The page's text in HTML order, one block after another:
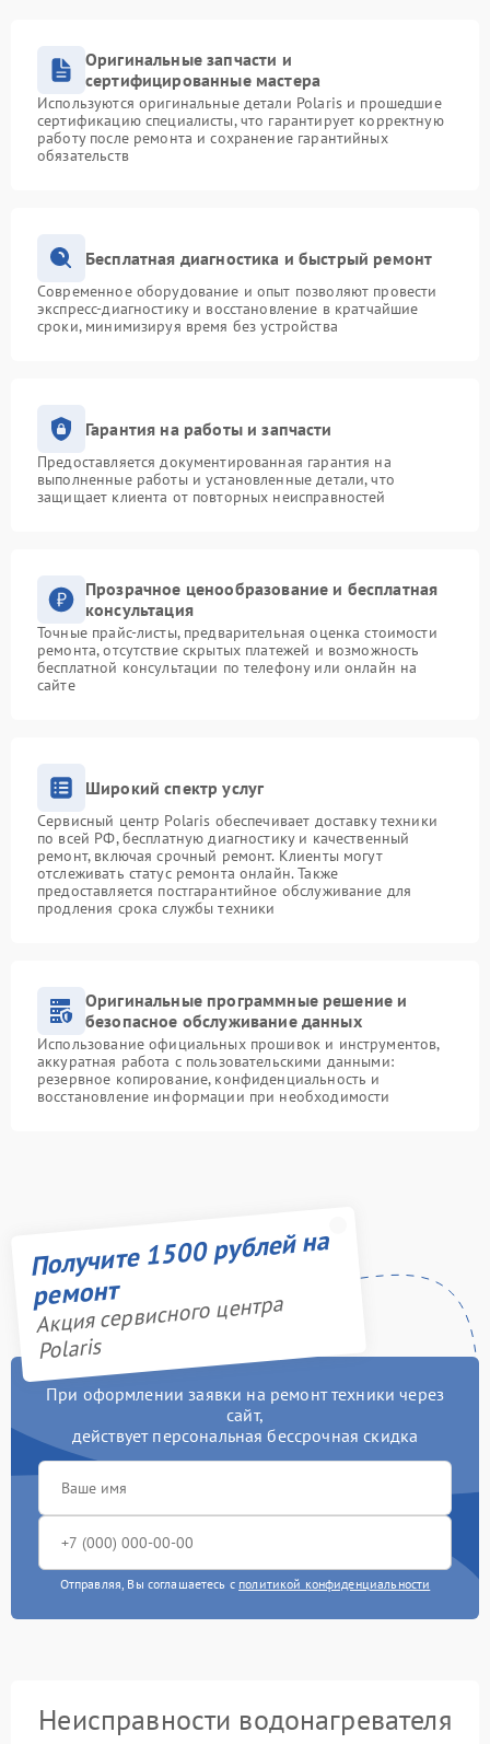
Оригинальные запчасти и
сертифицированные мастера
Используются оригинальные детали Polaris и прошедшие
сертификацию специалисты, что гарантирует корректную
работу после ремонта и сохранение гарантийных
обязательств
Бесплатная диагностика и быстрый ремонт
Современное оборудование и опыт позволяют провести
экспресс-диагностику и восстановление в кратчайшие
сроки, минимизируя время без устройства
Гарантия на работы и запчасти
Предоставляется документированная гарантия на
выполненные работы и установленные детали, что
защищает клиента от повторных неисправностей
Прозрачное ценообразование и бесплатная
консультация
Точные прайс-листы, предварительная оценка стоимости
ремонта, отсутствие скрытых платежей и возможность
бесплатной консультации по телефону или онлайн на
сайте
Широкий спектр услуг
Сервисный центр Polaris обеспечивает доставку техники
по всей РФ, бесплатную диагностику и качественный
ремонт, включая срочный ремонт. Клиенты могут
отслеживать статус ремонта онлайн. Также
предоставляется постгарантийное обслуживание для
продления срока службы техники
Оригинальные программные решение и
безопасное обслуживание данных
Использование официальных прошивок и инструментов,
аккуратная работа с пользовательскими данными:
резервное копирование, конфиденциальность и
восстановление информации при необходимости
Получите 1500 рублей на
ремонт
Акция сервисного центра
Polaris
При оформлении заявки на ремонт техники через
сайт,
действует персональная бессрочная скидка
Отправляя, Вы соглашаетесь с политикой конфиденциальности
Неисправности водонагревателя